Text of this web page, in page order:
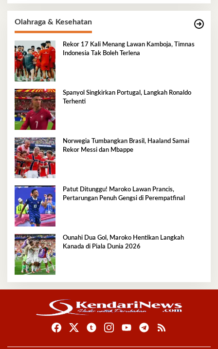
Olahraga & Kesehatan
Rekor 17 Kali Menang Lawan Kamboja, Timnas
Indonesia Tak Boleh Terlena
Spanyol Singkirkan Portugal, Langkah Ronaldo
Terhenti
Norwegia Tumbangkan Brasil, Haaland Samai
Rekor Messi dan Mbappe
Patut Ditunggu! Maroko Lawan Prancis,
Pertarungan Penuh Gengsi di Perempatfinal
Ounahi Dua Gol, Maroko Hentikan Langkah
Kanada di Piala Dunia 2026